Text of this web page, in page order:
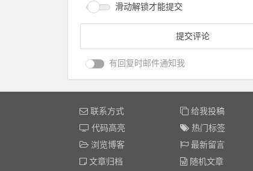
滑动解锁才能提交
有回复时邮件通知我
联系方式
给我投稿
代码高亮
热门标签
浏览博客
最新留言
文章归档
随机文章